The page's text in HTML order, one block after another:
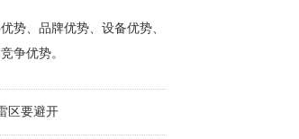
、品牌优势、设备优势、
争优势。
区要避开